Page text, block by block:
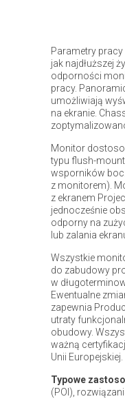
Parametry
jak najdłuższej
odporności
pracy.
umożliwiają
na ekranie.
Monitor
typu flush-
wsporników
z monitorem).
z ekranem
jednocześnie
odporny na
lub zalania
Wszystkie
do zabudowy
w
Ewentualne
zapewnia
utraty
obudowy.
ważną
Unii Europejskiej.
Typowe
(POI),